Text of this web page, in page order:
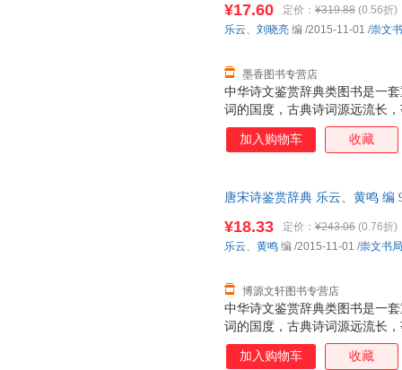
中华诗文鉴赏辞典类图书是一
词的国度，古典诗词源远流长
《诗经》算起的三千多年诗史
艳，散发出永恒的艺术魅力。
选目更精，辞赏文字更注重原
层次稍低的一般读者。
¥17.60 定价： ¥319.88 (0.56折)
墨香图书专营店
乐云、 刘晓亮 编 /2015-11-01 /崇文
加入购物车 收藏
唐宋诗鉴赏辞典 乐云、黄鸣 编
中华诗文鉴赏辞典类图书是一
词的国度，古典诗词源远流长
《诗经》算起的三千多年诗史
艳，散发出永恒的艺术魅力。
¥18.33 定价： ¥243.06 (0.76折)
博源文轩图书专营店
乐云、 黄鸣 编 /2015-11-01 /崇文书
加入购物车 收藏